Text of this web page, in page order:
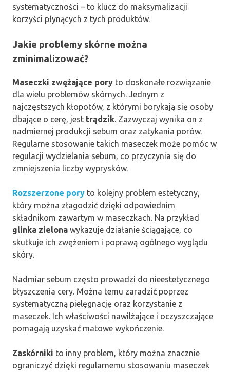
systematyczności – to klucz do maksymalizacji
korzyści płynących z tych produktów.
Jakie problemy skórne można
zminimalizować?
Maseczki zwężające pory to doskonałe rozwiązanie
dla wielu problemów skórnych. Jednym z
najczęstszych kłopotów, z którymi borykają się osoby
dbające o cerę, jest trądzik. Zazwyczaj wynika on z
nadmiernej produkcji sebum oraz zatykania porów.
Regularne stosowanie takich maseczek może pomóc w
regulacji wydzielania sebum, co przyczynia się do
zmniejszenia liczby wyprysków.
Rozszerzone pory to kolejny problem estetyczny,
który można złagodzić dzięki odpowiednim
składnikom zawartym w maseczkach. Na przykład
glinka zielona wykazuje działanie ściągające, co
skutkuje ich zwężeniem i poprawą ogólnego wyglądu
skóry.
Nadmiar sebum często prowadzi do nieestetycznego
błyszczenia cery. Można temu zaradzić poprzez
systematyczną pielęgnację oraz korzystanie z
maseczek. Ich właściwości nawilżające i oczyszczające
pomagają uzyskać matowe wykończenie.
Zaskórniki to inny problem, który można znacznie
ograniczyć dzięki regularnemu stosowaniu maseczek